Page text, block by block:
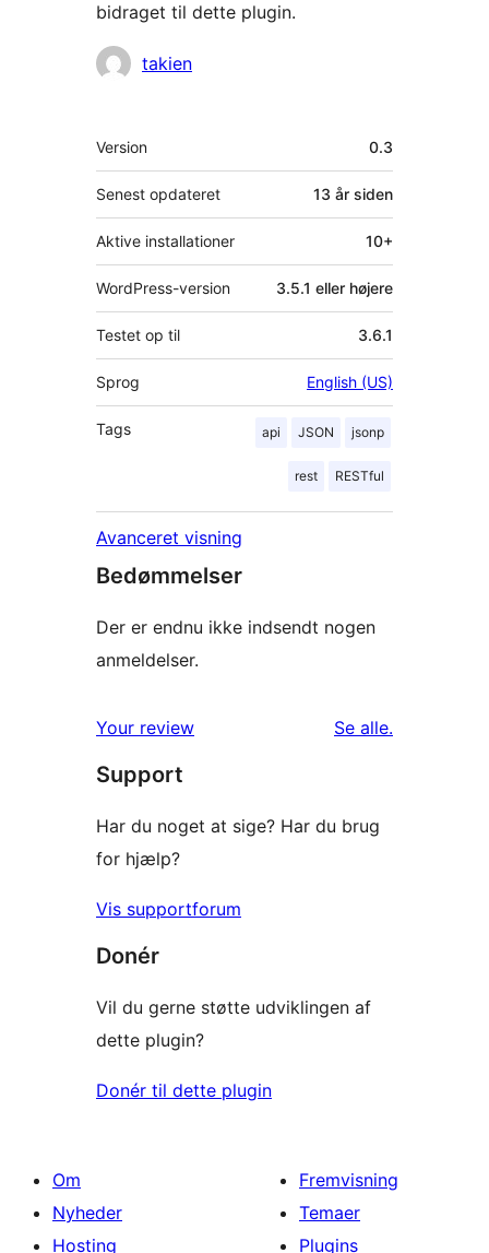
bidraget til dette plugin.
Bidragsydere
takien
Meta
Version 0.3
Senest opdateret 13 år siden
Aktive installationer 10+
WordPress-version 3.5.1 eller højere
Testet op til 3.6.1
Sprog English (US)
Tags api JSON jsonp
rest RESTful
Avanceret visning
Bedømmelser
Der er endnu ikke indsendt nogen
anmeldelser.
Your review Se alleanmeldelser
.
Support
Har du noget at sige? Har du brug
for hjælp?
Vis supportforum
Donér
Vil du gerne støtte udviklingen af
dette plugin?
Donér til dette plugin
Om
Nyheder
Hosting
Fremvisning
Temaer
Plugins